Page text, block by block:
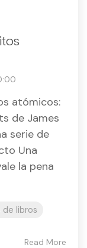
atómicos:
de James
serie de
Una
la pena
de libros
Read More